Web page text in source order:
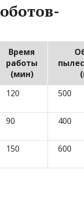
Время
работы
(мин)
120 500
90 400
150 600